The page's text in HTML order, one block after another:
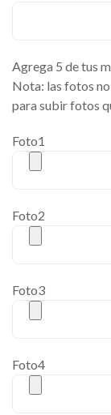
Agrega 5 de tus
Nota: las fotos
para subir fotos
Foto1
Foto2
Foto3
Foto4